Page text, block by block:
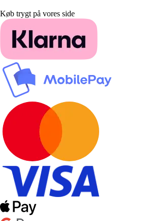
Køb trygt på vores side